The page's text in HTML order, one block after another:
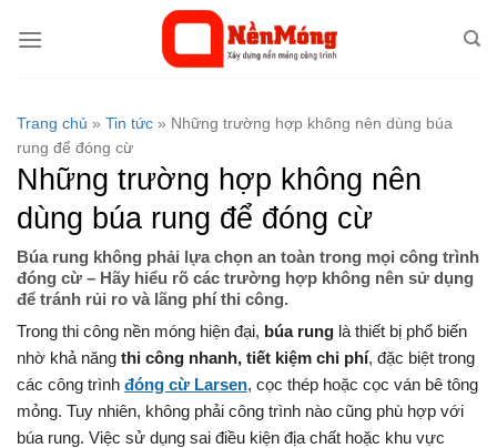
qua
Trang chủ » Tin tức » Những trường hợp không nên dùng búa
rung để đóng cừ
Những trường hợp không nên
dùng búa rung để đóng cừ
Búa rung không phải lựa chọn an toàn trong mọi công trình
đóng cừ – Hãy hiểu rõ các trường hợp không nên sử dụng
để tránh rủi ro và lãng phí thi công.
Trong thi công nền móng hiện đại, búa rung là thiết bị phổ biến
nhờ khả năng thi công nhanh, tiết kiệm chi phí, đặc biệt trong
các công trình đóng cừ Larsen, cọc thép hoặc cọc ván bê tông
mỏng. Tuy nhiên, không phải công trình nào cũng phù hợp với
búa rung. Việc sử dụng sai điều kiện địa chất hoặc khu vực